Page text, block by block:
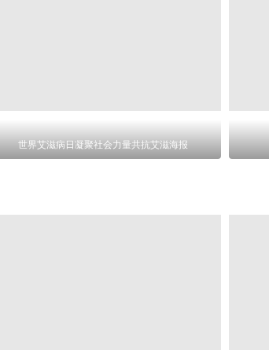
世界艾滋病日凝聚社会力量共抗艾滋海报